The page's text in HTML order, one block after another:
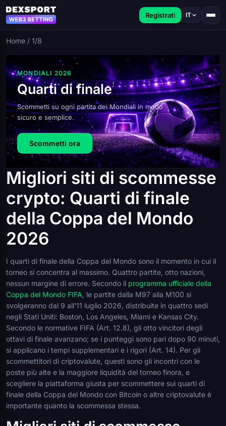
Registrati IT
Home / 1/8
MONDIALI 2026
Quarti di finale
Scommetti su ogni partita dei Mondiali in modo
sicuro e semplice.
Scommetti ora
Migliori siti di scommesse
crypto: Quarti di finale
della Coppa del Mondo
2026
I quarti di finale della Coppa del Mondo sono il momento in cui il
torneo si concentra al massimo. Quattro partite, otto nazioni,
nessun margine di errore. Secondo il programma ufficiale della
Coppa del Mondo FIFA , le partite dalla M97 alla M100 si
svolgeranno dal 9 all'11 luglio 2026, distribuite in quattro sedi
negli Stati Uniti: Boston, Los Angeles, Miami e Kansas City.
Secondo le normative FIFA (Art. 12.8), gli otto vincitori degli
ottavi di finale avanzano; se i punteggi sono pari dopo 90 minuti,
si applicano i tempi supplementari e i rigori (Art. 14). Per gli
scommettitori di criptovalute, questi sono gli incontri con le
poste più alte e la maggiore liquidità del torneo finora, e
scegliere la piattaforma giusta per scommettere sui quarti di
finale della Coppa del Mondo con Bitcoin o altre criptovalute è
importante quanto la scommessa stessa.